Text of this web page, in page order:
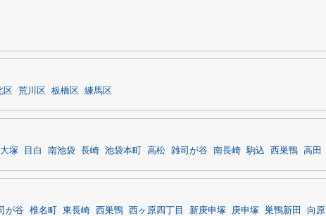
区 荒川区 板橋区 練馬区
塚 目白 南池袋 長崎 池袋本町 高松 雑司が谷 南長崎 駒込 西巣鴨 高田
が谷 椎名町 東長崎 西巣鴨 西ヶ原四丁目 新庚申塚 庚申塚 巣鴨新田 向原